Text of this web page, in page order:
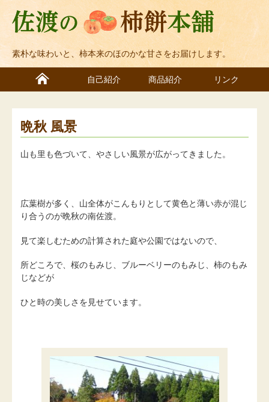
素朴な味わいと、柿本来のほのかな甘さをお届けします。
自己紹介 商品紹介 リンク
晩秋 風景
山も里も色づいて、やさしい風景が広がってきました。
広葉樹が多く、山全体がこんもりとして黄色と薄い赤が混じ
り合うのが晩秋の南佐渡。
見て楽しむための計算された庭や公園ではないので、
所どころで、桜のもみじ、ブルーベリーのもみじ、柿のもみ
じなどが
ひと時の美しさを見せています。